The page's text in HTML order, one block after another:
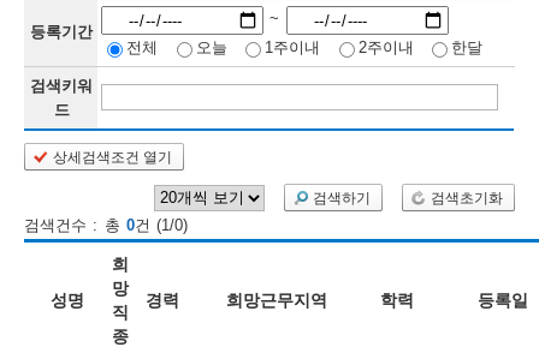
보
등록기간
~
전체
오늘 1주이내 2주이내 한달
검색키워
드
상세검색조건 열기
검색하기 검색초기화
검색건수 : 총 0건 (1/0)
성명
희
망
직
종
경력 희망근무지역 학력 등록일
보
인
검